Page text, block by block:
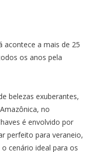
acontece a mais de 25
os anos pela
belezas exuberantes,
no
é envolvido por
perfeito para veraneio,
cenário ideal para os